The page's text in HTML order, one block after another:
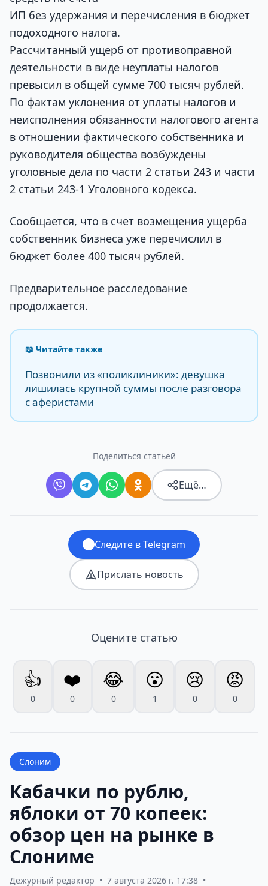
ИП без удержания и перечисления в бюджет
подоходного налога.
Рассчитанный ущерб от противоправной
деятельности в виде неуплаты налогов
превысил в общей сумме 700 тысяч рублей.
По фактам уклонения от уплаты налогов и
неисполнения обязанности налогового агента
в отношении фактического собственника и
руководителя общества возбуждены
уголовные дела по части 2 статьи 243 и части
2 статьи 243-1 Уголовного кодекса.
Сообщается, что в счет возмещения ущерба
собственник бизнеса уже перечислил в
бюджет более 400 тысяч рублей.
Предварительное расследование
продолжается.
📖 Читайте также
Позвонили из «поликлиники»: девушка
лишилась крупной суммы после разговора
с аферистами
Поделиться статьёй
Ещё…
Следите в Telegram
Прислать новость
Оцените статью
👍
0
❤️
0
😂
0
😮
1
😢
0
😡
0
Слоним
Кабачки по рублю,
яблоки от 70 копеек:
обзор цен на рынке в
Слониме
Дежурный редактор • 7 августа 2026 г. 17:38 •